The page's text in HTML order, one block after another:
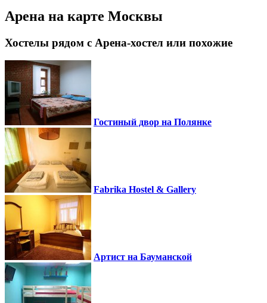
Арена на карте Москвы
Хостелы рядом с Арена-хостел или похожие
Гостиный двор на Полянке
Fabrika Hostel & Gallery
Артист на Бауманской